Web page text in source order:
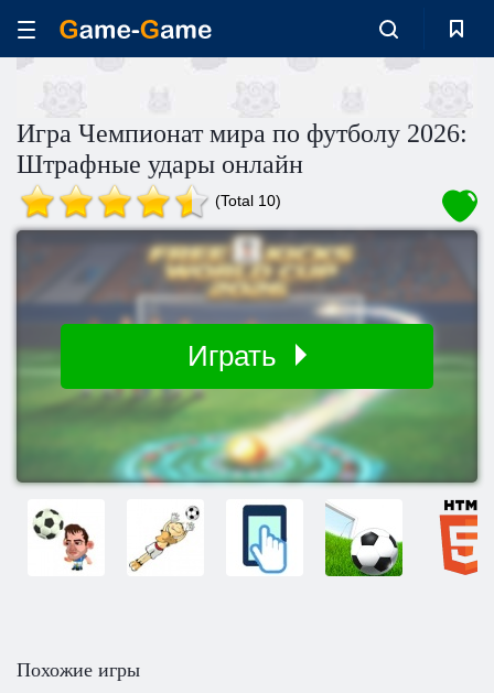
Игра Чемпионат мира по футболу 2026:
Штрафные удары онлайн
(Total 10)
Играть
Похожие игры